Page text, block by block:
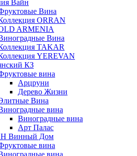
Вайн
Вина
ORRAN
ARMENIA
Вина
TAKAR
YEREVAN
КЗ
вина
Арцруни
Дерево Жизни
Вина
вина
Виноградные вина
Арт Палас
Винный Дом
вина
вина